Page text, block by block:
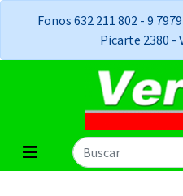
Fonos 632 211 802 - 9
Picarte 2380 -